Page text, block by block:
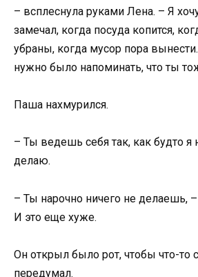
– всплеснула руками Лена. – Я
замечал, когда посуда копится,
убраны, когда мусор пора
нужно было напоминать, что ты
Паша нахмурился.
– Ты ведешь себя так, как будто я
делаю.
– Ты нарочно ничего не делаешь,
И это еще хуже.
Он открыл было рот, чтобы что-то
передумал.